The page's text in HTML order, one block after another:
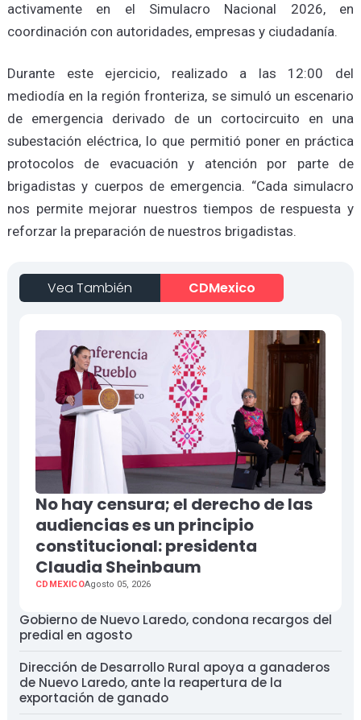
activamente en el Simulacro Nacional 2026, en
coordinación con autoridades, empresas y ciudadanía.
Durante este ejercicio, realizado a las 12:00 del
mediodía en la región fronteriza, se simuló un escenario
de emergencia derivado de un cortocircuito en una
subestación eléctrica, lo que permitió poner en práctica
protocolos de evacuación y atención por parte de
brigadistas y cuerpos de emergencia. “Cada simulacro
nos permite mejorar nuestros tiempos de respuesta y
reforzar la preparación de nuestros brigadistas.
Vea También CDMexico
No hay censura; el derecho de las
audiencias es un principio
constitucional: presidenta
Claudia Sheinbaum
CDMEXICOAgosto 05, 2026
Gobierno de Nuevo Laredo, condona recargos del
predial en agosto
Dirección de Desarrollo Rural apoya a ganaderos
de Nuevo Laredo, ante la reapertura de la
exportación de ganado